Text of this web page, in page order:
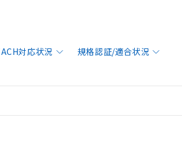
対応状況 規格認証/適合状況